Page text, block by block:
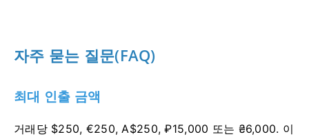
자주 묻는 질문(FAQ)
최대 인출 금액
거래당 $250, €250, A$250, ₽15,000 또는 ₴6,000. 이